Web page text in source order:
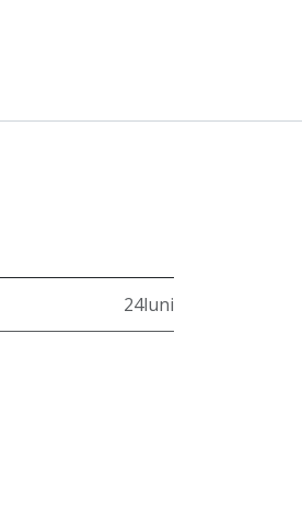
24luni